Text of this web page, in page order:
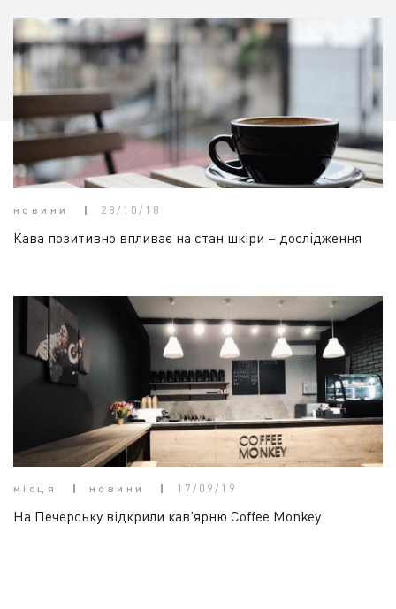
новини 28/10/18
Кава позитивно впливає на стан шкіри – дослідження
місця новини 17/09/19
На Печерську відкрили кав’ярню Coffee Monkey